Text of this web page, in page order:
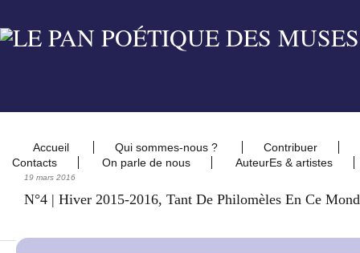
Accueil Qui sommes-nous ?
Contribuer
Contacts
On parle de nous AuteurEs & artistes
19 mars 2016
N°4 | Hiver 2015-2016, Tant De Philomèles En Ce